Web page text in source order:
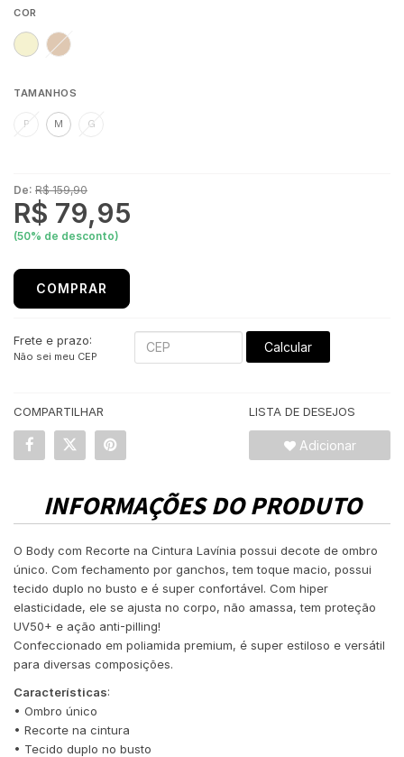
COR
TAMANHOS
P M G
De: R$ 159,90
R$ 79,95
(50% de desconto)
COMPRAR
Frete e prazo:
Não sei meu CEP
Calcular
COMPARTILHAR LISTA DE DESEJOS
Adicionar
INFORMAÇÕES DO PRODUTO
O Body com Recorte na Cintura Lavínia possui decote de ombro
único. Com fechamento por ganchos, tem toque macio, possui
tecido duplo no busto e é super confortável. Com hiper
elasticidade, ele se ajusta no corpo, não amassa, tem proteção
UV50+ e ação anti-pilling!
Confeccionado em poliamida premium, é super estiloso e versátil
para diversas composições.
Características:
• Ombro único
• Recorte na cintura
• Tecido duplo no busto